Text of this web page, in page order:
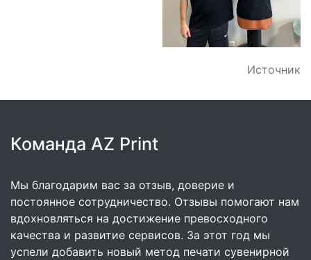
Источник
Команда AZ Print
Мы благодарим вас за отзыв, доверие и
постоянное сотрудничество. Отзывы помогают нам
вдохновляться на достижение превосходного
качества и развитие сервисов. За этот год мы
успели добавить новый метод печати сувенирной